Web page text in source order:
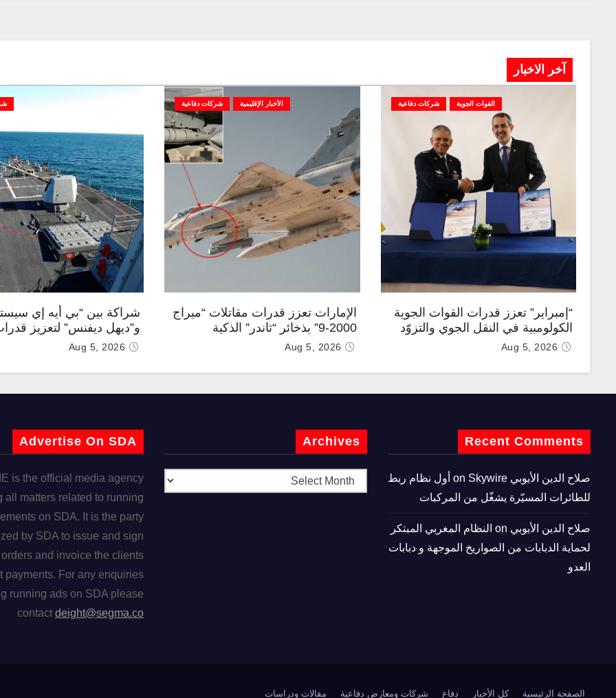
آخر الاخبار
القوات الجوية شركات دفاعية
“إمبراير” تعزز قدرات القوات الجوية
الكولومبية في النقل الجوي والتزوّد
بالوقود جوًا من خلال تزويدها بطائرتي
Aug 5, 2026
الأخبار الإقليمية شركات دفاعية
الإمارات تعزز قدرات مقاتلات “ميراج
2000-9” بذخائر “ثاندر” الذكية
المطورة محليًا
Aug 5, 2026
شراكة بين “بي أيه إي
و”ديهل ديفنس” لتعزيز
Aug 5, 2026
Recent Comments
صلاح الدين الأيوبي
Skywire أول نظام ربط
للطائرات المسيّرة يشغّل من المركبات
صلاح الدين الأيوبي
النظام المغربي المبتكر
لحماية الدبابات من الصواريخ الموجهة و دبابات
العدو
Archives
Advertise On SDA
is the official media agency
all matters related to running
on SDA. It is the party
by SDA to issue and sign
and invoice the clients
payments. For any enquiries
running ads on SDA please
contact deight@segma.co
الصفحة الرئيسية كل الأخبار دفاع شركات ومعارض دفاعية مقالات ودراسات